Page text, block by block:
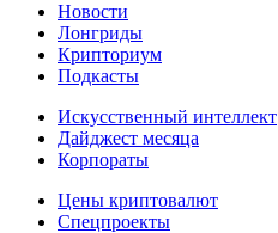
Новости
Лонгриды
Крипториум
Подкасты
Искусственный интеллект
Дайджест месяца
Корпораты
Цены криптовалют
Спецпроекты